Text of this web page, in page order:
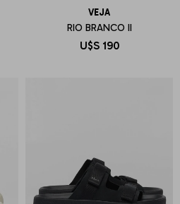
VEJA
RIO BRANCO II
U$S 190